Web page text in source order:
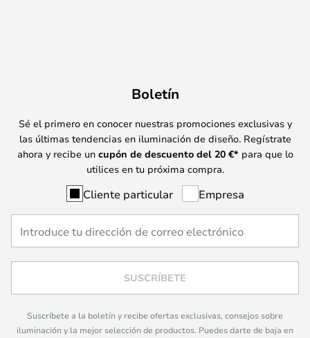
Boletín
Sé el primero en conocer nuestras promociones exclusivas y
las últimas tendencias en iluminación de diseño. Regístrate
ahora y recibe un cupón de descuento del 20 €* para que lo
utilices en tu próxima compra.
Cliente particular Empresa
SUSCRÍBETE
Suscríbete a la boletín y recibe ofertas exclusivas, consejos sobre
iluminación y la mejor selección de productos. Puedes darte de baja en